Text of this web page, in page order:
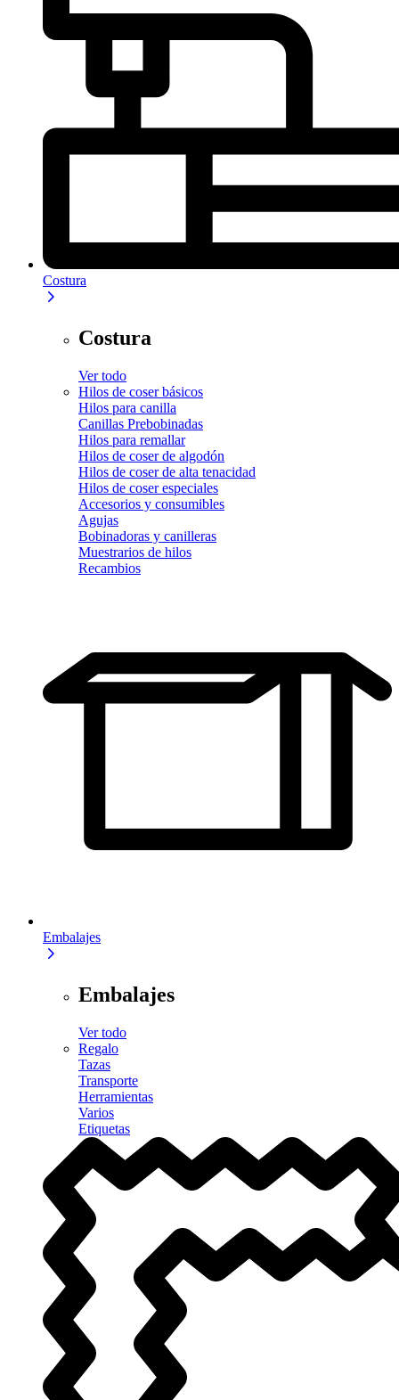
Costura
Costura
Ver todo
Hilos de coser básicos
Hilos para canilla
Canillas Prebobinadas
Hilos para remallar
Hilos de coser de algodón
Hilos de coser de alta tenacidad
Hilos de coser especiales
Accesorios y consumibles
Agujas
Bobinadoras y canilleras
Muestrarios de hilos
Recambios
Embalajes
Embalajes
Ver todo
Regalo
Tazas
Transporte
Herramientas
Varios
Etiquetas